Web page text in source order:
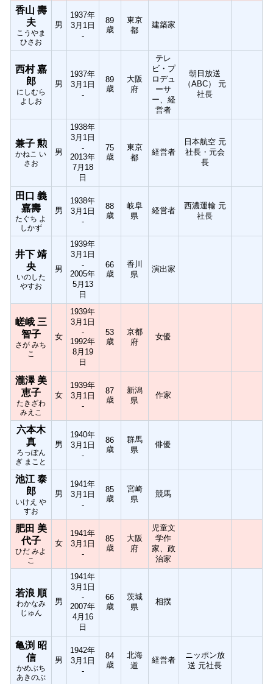
香山 壽
夫
こうやま
ひさお
男
1937年
3月1日
-
89
歳
東京
都
建築家
西村 嘉
郎
にしむら
よしお
男
1937年
3月1日
-
89
歳
大阪
府
テレ
ビ・プ
ロデュ
ーサ
ー、経
営者
朝日放送
（ABC） 元
社長
兼子 勲
かねこ い
さお
男
1938年
3月1日
-
2013年
7月18
日
75
歳
東京
都
経営者
日本航空 元
社長・元会
長
田口 義
嘉壽
たぐち よ
しかず
男
1938年
3月1日
-
88
歳
岐阜
県
経営者
西濃運輸 元
社長
井下 靖
央
いのした
やすお
男
1939年
3月1日
-
2005年
5月13
日
66
歳
香川
県
演出家
嵯峨 三
智子
さが みち
こ
女
1939年
3月1日
-
1992年
8月19
日
53
歳
京都
府
女優
瀧澤 美
恵子
たきざわ
みえこ
女
1939年
3月1日
-
87
歳
新潟
県
作家
六本木
真
ろっぽん
ぎ まこと
男
1940年
3月1日
-
86
歳
群馬
県
俳優
池江 泰
郎
いけえ や
すお
男
1941年
3月1日
-
85
歳
宮崎
県
競馬
肥田 美
代子
ひだ みよ
こ
女
1941年
3月1日
-
85
歳
大阪
府
児童文
学作
家、政
治家
若浪 順
わかなみ
じゅん
男
1941年
3月1日
-
2007年
4月16
日
66
歳
茨城
県
相撲
亀渕 昭
信
かめぶち
あきのぶ
男
1942年
3月1日
-
84
歳
北海
道
経営者
ニッポン放
送 元社長